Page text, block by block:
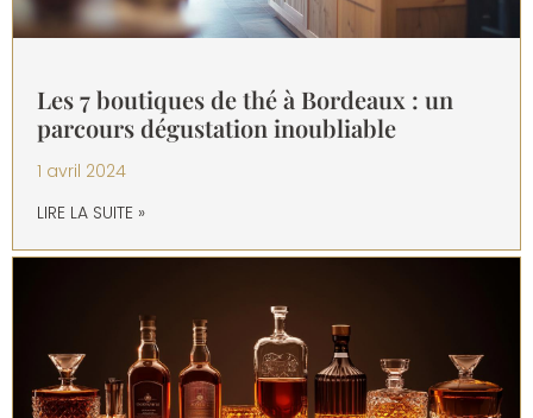
Les 7 boutiques de thé à Bordeaux : un
parcours dégustation inoubliable
1 avril 2024
LIRE LA SUITE »